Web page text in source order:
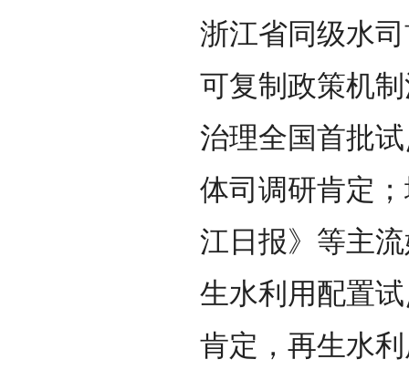
浙江省同级水
可复制政策机
治理全国首批
体司调研肯定
江日报》等主
生水利用配置
肯定，再生水